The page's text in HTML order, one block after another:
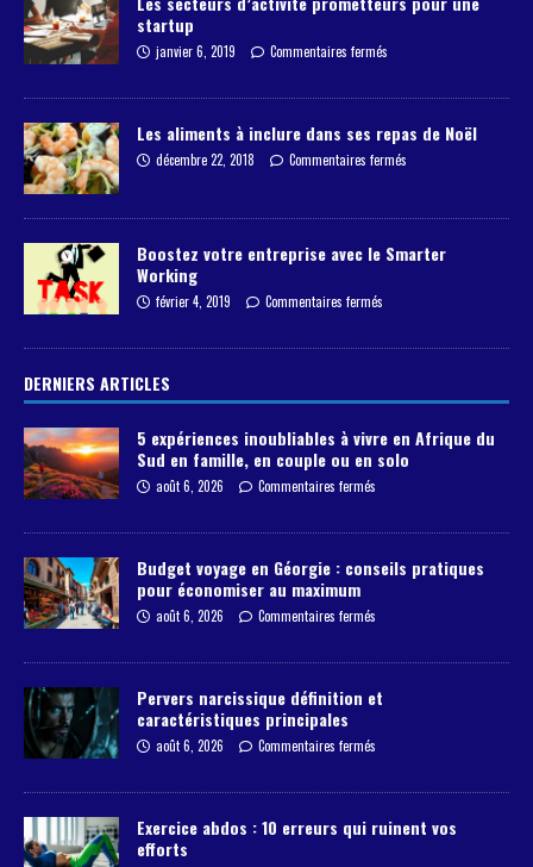
startup
janvier 6, 2019 Commentaires fermés
Les aliments à inclure dans ses repas de Noël
décembre 22, 2018 Commentaires fermés
Boostez votre entreprise avec le Smarter
Working
février 4, 2019 Commentaires fermés
DERNIERS ARTICLES
5 expériences inoubliables à vivre en Afrique du
Sud en famille, en couple ou en solo
août 6, 2026 Commentaires fermés
Budget voyage en Géorgie : conseils pratiques
pour économiser au maximum
août 6, 2026 Commentaires fermés
Pervers narcissique définition et
caractéristiques principales
août 6, 2026 Commentaires fermés
Exercice abdos : 10 erreurs qui ruinent vos
efforts